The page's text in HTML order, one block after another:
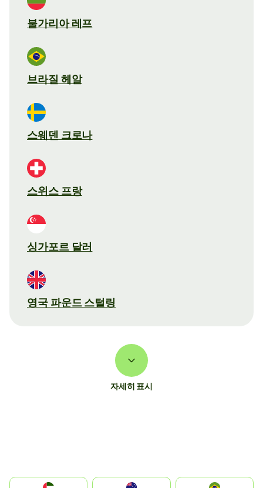
불가리아 레프
브라질 헤알
스웨덴 크로나
스위스 프랑
싱가포르 달러
영국 파운드 스털링
자세히 표시